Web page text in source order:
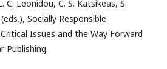
Leonidou, C. S. Katsikeas, S.
Socially Responsible
Issues and the Way Forward
Publishing.